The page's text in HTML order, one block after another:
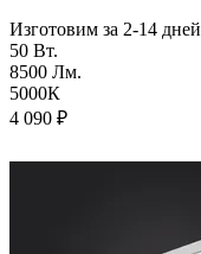
Изготовим за 2-14 дней
50 Вт.
8500 Лм.
5000К
4 090 ₽